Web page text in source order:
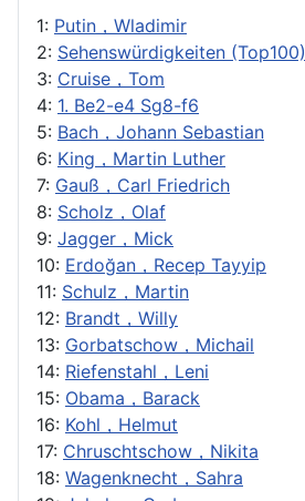
1: Putin，Wladimir
2: Sehenswürdigkeiten (Top100)
3: Cruise，Tom
4: 1. Be2-e4 Sg8-f6
5: Bach，Johann Sebastian
6: King，Martin Luther
7: Gauß，Carl Friedrich
8: Scholz，Olaf
9: Jagger，Mick
10: Erdoğan，Recep Tayyip
11: Schulz，Martin
12: Brandt，Willy
13: Gorbatschow，Michail
14: Riefenstahl，Leni
15: Obama，Barack
16: Kohl，Helmut
17: Chruschtschow，Nikita
18: Wagenknecht，Sahra